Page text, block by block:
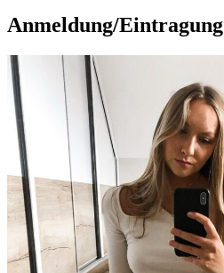
Anmeldung/Eintragung